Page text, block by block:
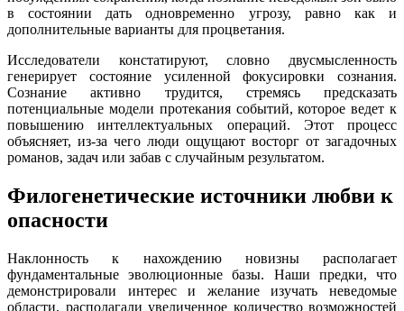
в состоянии дать одновременно угрозу, равно как и
дополнительные варианты для процветания.
Исследователи констатируют, словно двусмысленность
генерирует состояние усиленной фокусировки сознания.
Сознание активно трудится, стремясь предсказать
потенциальные модели протекания событий, которое ведет к
повышению интеллектуальных операций. Этот процесс
объясняет, из-за чего люди ощущают восторг от загадочных
романов, задач или забав с случайным результатом.
Филогенетические источники любви к
опасности
Наклонность к нахождению новизны располагает
фундаментальные эволюционные базы. Наши предки, что
демонстрировали интерес и желание изучать неведомые
области, располагали увеличенное количество возможностей